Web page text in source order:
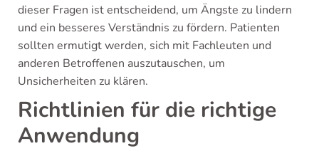
dieser Fragen ist entscheidend, um Ängste zu lindern
und ein besseres Verständnis zu fördern. Patienten
sollten ermutigt werden, sich mit Fachleuten und
anderen Betroffenen auszutauschen, um
Unsicherheiten zu klären.
Richtlinien für die richtige
Anwendung